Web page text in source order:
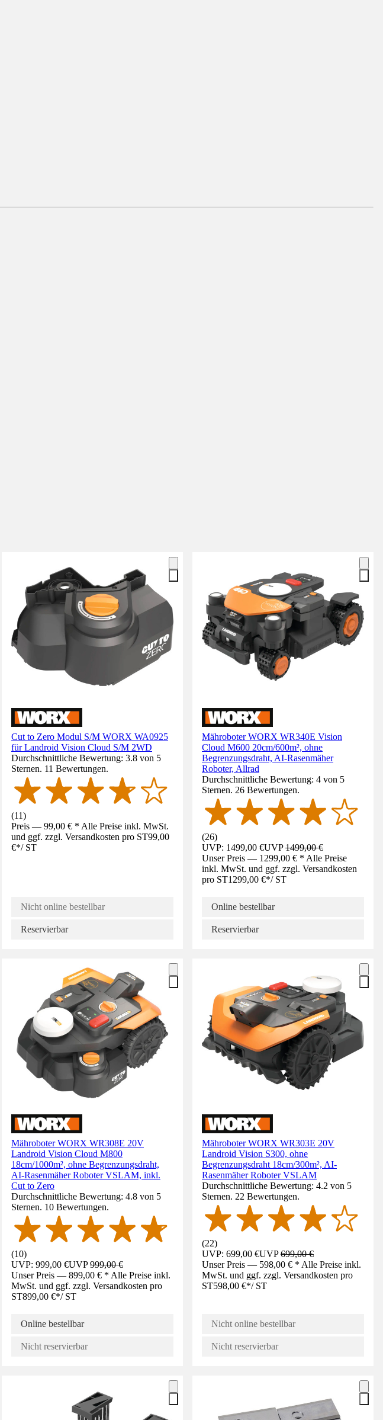
Cut to Zero Modul S/M WORX WA0925
für Landroid Vision Cloud S/M 2WD
Durchschnittliche Bewertung: 3.8 von 5
Sternen. 11 Bewertungen.
(11)
Preis — 99,00 € * Alle Preise inkl. MwSt.
und ggf. zzgl. Versandkosten pro ST99,00
€*/ ST
Nicht online bestellbar
Reservierbar
Mähroboter WORX WR340E Vision
Cloud M600 20cm/600m², ohne
Begrenzungsdraht, AI-Rasenmäher
Roboter, Allrad
Durchschnittliche Bewertung: 4 von 5
Sternen. 26 Bewertungen.
(26)
UVP: 1499,00 €UVP1499,00 €
Unser Preis — 1299,00 € * Alle Preise
inkl. MwSt. und ggf. zzgl. Versandkosten
pro ST1299,00 €*/ ST
Online bestellbar
Reservierbar
Mähroboter WORX WR308E 20V
Landroid Vision Cloud M800
18cm/1000m², ohne Begrenzungsdraht,
AI-Rasenmäher Roboter VSLAM, inkl.
Cut to Zero
Durchschnittliche Bewertung: 4.8 von 5
Sternen. 10 Bewertungen.
(10)
UVP: 999,00 €UVP999,00 €
Unser Preis — 899,00 € * Alle Preise inkl.
MwSt. und ggf. zzgl. Versandkosten pro
ST899,00 €*/ ST
Online bestellbar
Nicht reservierbar
Mähroboter WORX WR303E 20V
Landroid Vision S300, ohne
Begrenzungsdraht 18cm/300m², AI-
Rasenmäher Roboter VSLAM
Durchschnittliche Bewertung: 4.2 von 5
Sternen. 22 Bewertungen.
(22)
UVP: 699,00 €UVP699,00 €
Unser Preis — 598,00 € * Alle Preise inkl.
MwSt. und ggf. zzgl. Versandkosten pro
ST598,00 €*/ ST
Nicht online bestellbar
Nicht reservierbar